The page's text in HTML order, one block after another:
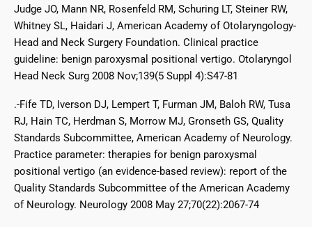
Judge JO, Mann NR, Rosenfeld RM, Schuring LT, Steiner RW,
Whitney SL, Haidari J, American Academy of Otolaryngology-
Head and Neck Surgery Foundation. Clinical practice
guideline: benign paroxysmal positional vertigo. Otolaryngol
Head Neck Surg 2008 Nov;139(5 Suppl 4):S47-81
.-Fife TD, Iverson DJ, Lempert T, Furman JM, Baloh RW, Tusa
RJ, Hain TC, Herdman S, Morrow MJ, Gronseth GS, Quality
Standards Subcommittee, American Academy of Neurology.
Practice parameter: therapies for benign paroxysmal
positional vertigo (an evidence-based review): report of the
Quality Standards Subcommittee of the American Academy
of Neurology. Neurology 2008 May 27;70(22):2067-74